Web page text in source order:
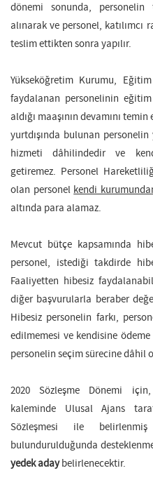
dönemi sonunda,
alınarak ve personel,
teslim ettikten sonra yapılır.
Yükseköğretim Kurumu,
faydalanan personelinin eğitim
aldığı maaşının devamını
yurtdışında bulunan
hizmeti dâhilindedir ve
getiremez. Personel
olan personelkendi
altında para alamaz.
Mevcut bütçe kapsamında
personel, istediği takdirde
Faaliyetten hibesiz
diğer başvurularla beraber
Hibesiz personelin farkı,
edilmemesi ve kendisine ödeme
personelin seçim sürecine dâhil
2020 Sözleşme Dönemi
kaleminde Ulusal Ajans
Sözleşmesi ile
bulundurulduğunda
yedek adaybelirlenecektir.